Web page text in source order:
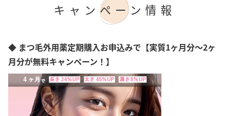
大田区
足立区
目黒区
世田谷区
アートメイク
キャンペーン情報
◆ まつ毛外用薬定期購入お申込みで【実質1ヶ月分～2ヶ
月分が無料キャンペーン！】